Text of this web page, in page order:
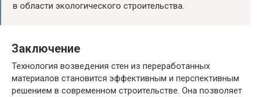
в области экологического строительства.
Заключение
Технология возведения стен из переработанных
материалов становится эффективным и перспективным
решением в современном строительстве. Она позволяет